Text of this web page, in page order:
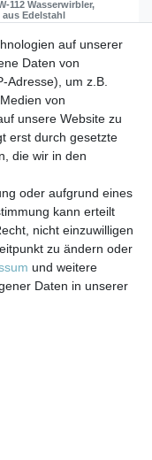
112 Wasserwirbler,
Edelstahl
AGB
auf unserer
Daten von
Adresse), um z.B.
von
unsere Website zu
erst durch gesetzte
die wir in den
oder aufgrund eines
kann erteilt
nicht einzuwilligen
zu ändern oder
und weitere
Daten in unserer